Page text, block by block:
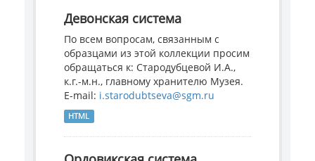
Девонская система
По всем вопросам, связанным с
образцами из этой коллекции просим
обращаться к: Стародубцевой И.А.,
к.г.-м.н., главному хранителю Музея.
E-mail: i.starodubtseva@sgm.ru
HTML